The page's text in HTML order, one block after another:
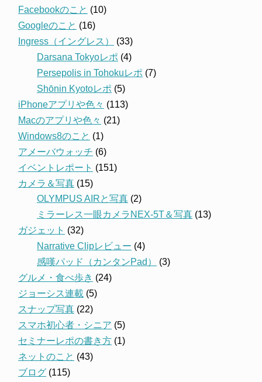
Facebookのこと (10)
Googleのこと (16)
Ingress（イングレス）
(33)
Darsana Tokyoレポ (4)
Persepolis in Tohokuレポ (7)
Shōnin Kyotoレポ (5)
iPhoneアプリや色々 (113)
Macのアプリや色々 (21)
Windows8のこと (1)
アメーバウォッチ (6)
イベントレポート (151)
カメラ＆写真 (15)
OLYMPUS AIRと写真 (2)
ミラーレス一眼カメラNEX-5T＆写真 (13)
ガジェット (32)
Narrative Clipレビュー (4)
感嘆パッド（カンタンPad）
(3)
グルメ・食べ歩き (24)
ジョーシス連載 (5)
スナップ写真 (22)
スマホ初心者・シニア (5)
セミナーレポの書き方 (1)
ネットのこと (43)
ブログ (115)